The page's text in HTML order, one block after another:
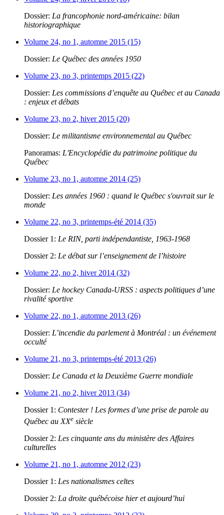
Dossier: La francophonie nord-américaine: bilan
historiographique
Volume 24, no 1, automne 2015 (15)
Dossier: Le Québec des années 1950
Volume 23, no 3, printemps 2015 (22)
Dossier: Les commissions d’enquête au Québec et au Canada
: enjeux et débats
Volume 23, no 2, hiver 2015 (20)
Dossier: Le militantisme environnemental au Québec
Panoramas: L'Encyclopédie du patrimoine politique du
Québec
Volume 23, no 1, automne 2014 (25)
Dossier: Les années 1960 : quand le Québec s'ouvrait sur le
monde
Volume 22, no 3, printemps-été 2014 (35)
Dossier 1: Le RIN, parti indépendantiste, 1963-1968
Dossier 2: Le débat sur l’enseignement de l’histoire
Volume 22, no 2, hiver 2014 (32)
Dossier: Le hockey Canada-URSS : aspects politiques d’une
rivalité sportive
Volume 22, no 1, automne 2013 (26)
Dossier: L’incendie du parlement à Montréal : un événement
occulté
Volume 21, no 3, printemps-été 2013 (26)
Dossier: Le Canada et la Deuxième Guerre mondiale
Volume 21, no 2, hiver 2013 (34)
Dossier 1: Contester ! Les formes d’une prise de parole au
Québec au XXe siècle
Dossier 2: Les cinquante ans du ministère des Affaires
culturelles
Volume 21, no 1, automne 2012 (23)
Dossier 1: Les nationalismes celtes
Dossier 2: La droite québécoise hier et aujourd’hui